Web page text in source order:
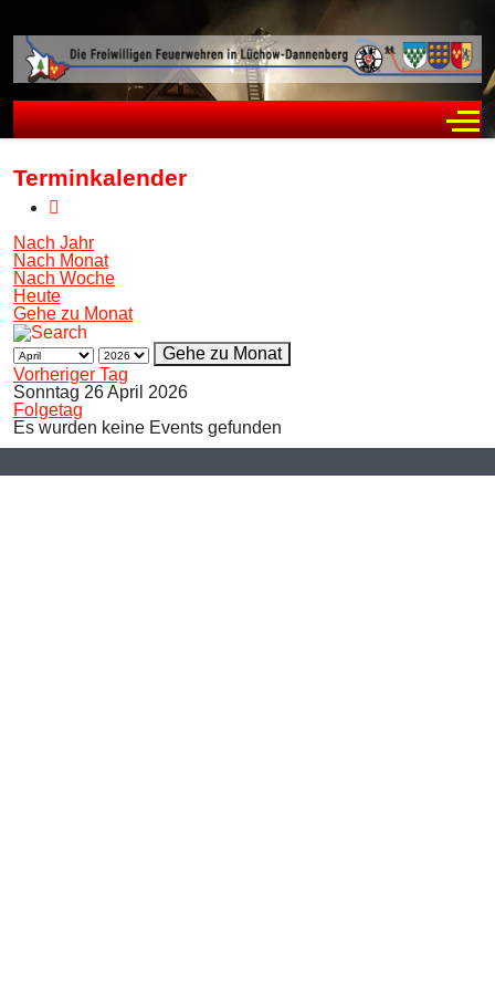
Terminkalender
Nach Jahr
Nach Monat
Nach Woche
Heute
Gehe zu Monat
Gehe zu Monat
Vorheriger Tag
Sonntag 26 April 2026
Folgetag
Es wurden keine Events gefunden